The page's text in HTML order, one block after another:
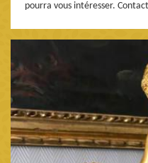
pourra vous intéresser.